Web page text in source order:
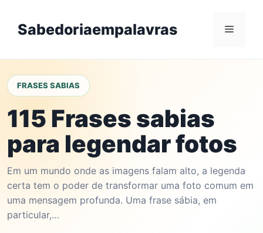
contentSabedoriaempalavras Menu
FRASES SABIAS
115 Frases sabias
para legendar fotos
Em um mundo onde as imagens falam alto, a legenda
certa tem o poder de transformar uma foto comum em
uma mensagem profunda. Uma frase sábia, em
particular,…